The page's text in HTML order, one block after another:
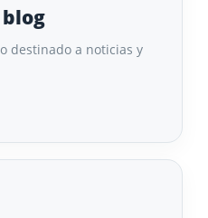
destinado a noticias y